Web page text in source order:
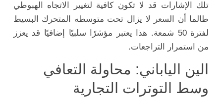
تلك الإشارات قد لا تكون كافية لتغيير الاتجاه الهبوطي
طالما أن السعر لا يزال تحت متوسطه المتحرك البسيط
لفترة 50 شمعة. هذا يعتبر مؤشرًا سلبيًا إضافيًا قد يعزز
من استمرار التراجعات.
الين الياباني: محاولة التعافي
وسط التوترات التجارية